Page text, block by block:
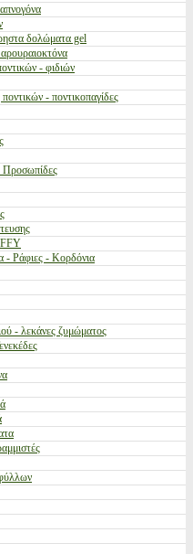
δολώματα gel
- φιδιών
- ποντικοπαγίδες
Προσωπίδες
- Ράφιες - Κορδόνια
- λεκάνες ζυμώματος